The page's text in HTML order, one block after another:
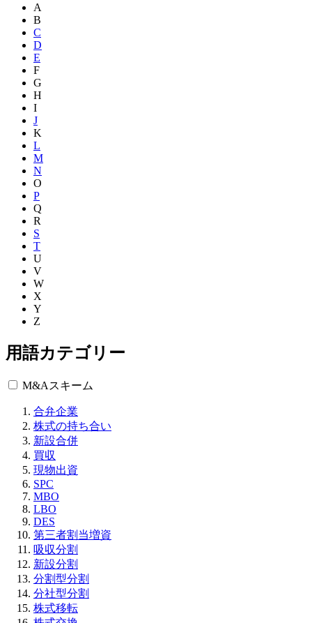
A
B
C
D
E
F
G
H
I
J
K
L
M
N
O
P
Q
R
S
T
U
V
W
X
Y
Z
用語カテゴリー
M&Aスキーム
合弁企業
株式の持ち合い
新設合併
買収
現物出資
SPC
MBO
LBO
DES
第三者割当増資
吸収分割
新設分割
分割型分割
分社型分割
株式移転